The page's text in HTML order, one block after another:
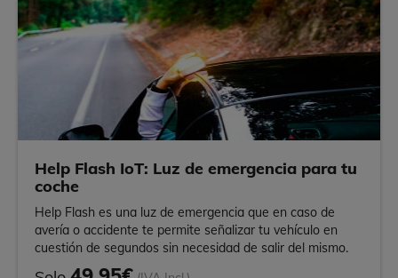
Help Flash IoT: Luz de emergencia para tu
coche
Help Flash es una luz de emergencia que en caso de
avería o accidente te permite señalizar tu vehículo en
cuestión de segundos sin necesidad de salir del mismo.